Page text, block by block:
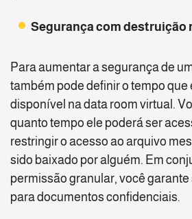
Segurança com destruição
Para aumentar a segurança de
também pode definir o tempo
disponível na data room virtual.
quanto tempo ele poderá ser
restringir o acesso ao arquivo
sido baixado por alguém. Em
permissão granular, você
para documentos confidenciais.